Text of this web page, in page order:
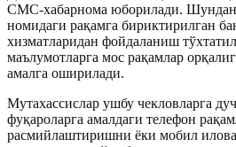
СМС-хабарнома юборилади. Шундан
номидаги рақамга бириктирилган
хизматларидан фойдаланиш
маълумотларга мос рақамлар
амалга оширилади.
Мутахассислар ушбу чекловларга
фуқароларга амалдаги телефон
расмийлаштиришни ёки мобил